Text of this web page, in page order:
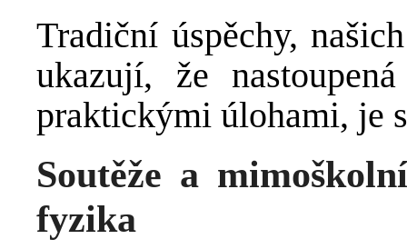
Tradiční úspěchy,
ukazují, že
praktickými úlohami, je
Soutěže a
fyzika